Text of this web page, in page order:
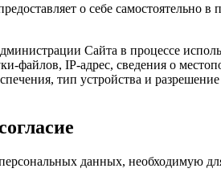
о себе
Сайта в процессе
файлов, IP-адрес, сведения о
тип устройства и
данных, необходимую